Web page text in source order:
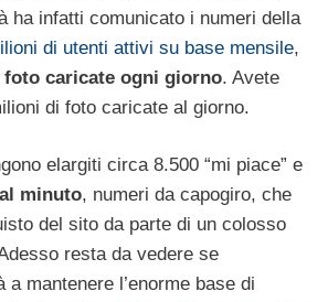
ha infatti comunicato i numeri della
di utenti attivi su base mensile,
caricate ogni giorno. Avete
di foto caricate al giorno.
elargiti circa 8.500 “mi piace” e
minuto, numeri da capogiro, che
del sito da parte di un colosso
resta da vedere se
a mantenere l’enorme base di